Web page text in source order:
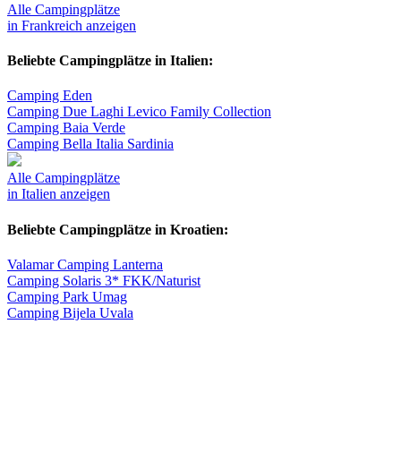
Alle Campingplätze
in Frankreich anzeigen
Beliebte Campingplätze in Italien:
Camping Eden
Camping Due Laghi Levico Family Collection
Camping Baia Verde
Camping Bella Italia Sardinia
Alle Campingplätze
in Italien anzeigen
Beliebte Campingplätze in Kroatien:
Valamar Camping Lanterna
Camping Solaris 3* FKK/Naturist
Camping Park Umag
Camping Bijela Uvala